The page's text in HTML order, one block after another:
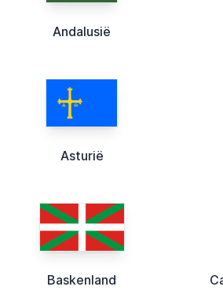
Andalusië
Asturië
Baskenland